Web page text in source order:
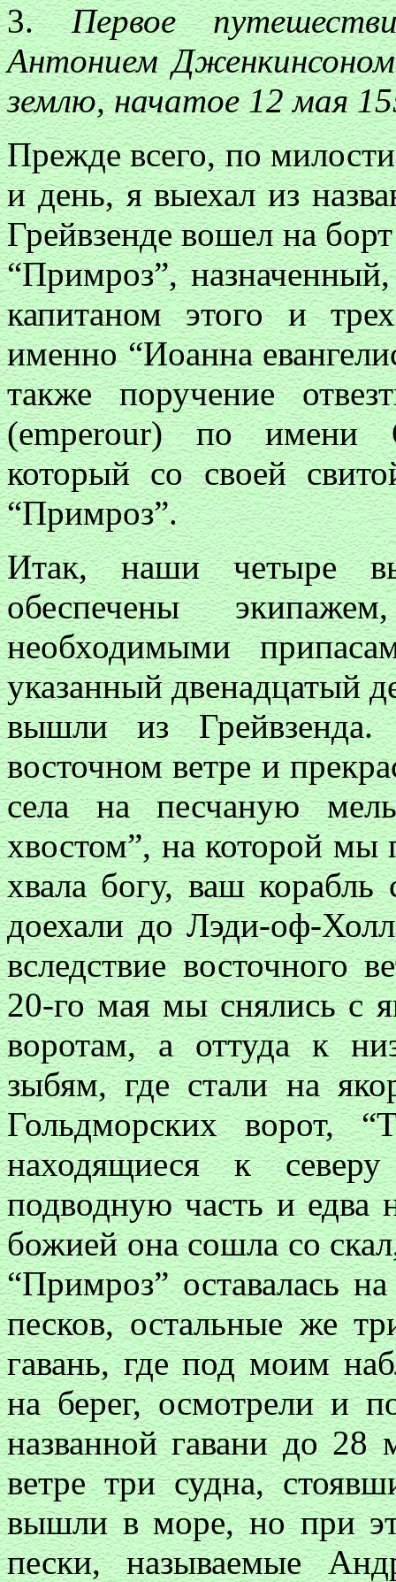
3.Первое
Антонием
землю, начатое 12 мая
Прежде всего, по
и день, я выехал из
Грейвзенде вошел на
“Примроз”,
капитаном этого и
именно “Иоанна
также поручение
(emperour) по имени
который со своей
“Примроз”.
Итак, наши четыре
обеспечены
необходимыми
указанный двенадцатый
вышли из
восточном ветре и
села на песчаную
хвостом”, на которой мы
хвала богу, ваш
доехали до Лэди-оф-
вследствие восточного
20-го мая мы снялись с
воротам, а оттуда к
зыбям, где стали на
Гольдморских ворот,
находящиеся к
подводную часть и
божией она сошла со
“Примроз” оставалась
песков, остальные же
гавань, где под моим
на берег, осмотрели и
названной гавани до 28
ветре три судна,
вышли в море, но при
пески, называемые